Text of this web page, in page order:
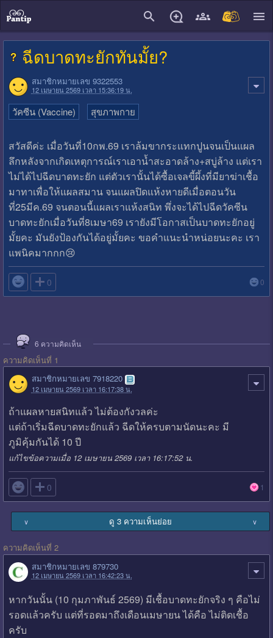
ฉีดบาดทะยักทันมั้ย?
สมาชิกหมายเลข 9322553
12 เมษายน 2569 เวลา 15:36:19 น.
วัคซีน (Vaccine) สุขภาพกาย
สวัสดีค่ะ เมื่อวันที่10กพ.69 เราล้มขากระแทกปูนจนเป็นแผล
ลึกหลังจากเกิดเหตุการณ์เราเอาน้ำสะอาดล้าง+สบู่ล้าง แต่เรา
ไม่ได้ไปฉีดบาดทะยัก แต่ตัวเรานั้นได้ซื้อเจลขี้ผึ้งที่มียาฆ่าเชื้อ
มาทาเพื่อให้แผลสมาน จนแผลปิดแห้งหายดีเมื่อตอนวัน
ที่25มีค.69 จนตอนนี้แผลเราแห้งสนิท พึ่งจะได้ไปฉีดวัคซีน
บาดทะยักเมื่อวันที่8เมษา69 เรายังมีโอกาสเป็นบาดทะยักอยู่
มั้ยคะ มันยังป้องกันได้อยู่มั้ยคะ ขอคำแนะนำหน่อยนะคะ เรา
แพนิคมากกก😢
 0 0
6 ความคิดเห็น
ความคิดเห็นที่ 1
สมาชิกหมายเลข 7918220
12 เมษายน 2569 เวลา 16:17:38 น.
ถ้าแผลหายสนิทแล้ว ไม่ต้องกังวลค่ะ
แต่ถ้าเริ่มฉีดบาดทะยักแล้ว ฉีดให้ครบตามนัดนะคะ มี
ภูมิคุ้มกันได้ 10 ปี
แก้ไขข้อความเมื่อ 12 เมษายน 2569 เวลา 16:17:52 น.
 0 1
∨ ดู 3 ความเห็นย่อย ∨
ความคิดเห็นที่ 2
สมาชิกหมายเลข 879730
12 เมษายน 2569 เวลา 16:42:23 น.
หากวันนั้น (10 กุมภาพันธ์ 2569) มีเชื้อบาดทะยักจริง ๆ คือไม่
รอดแล้วครับ แต่ที่รอดมาถึงเดือนเมษายน ได้คือ ไม่ติดเชื้อ
ครับ
close